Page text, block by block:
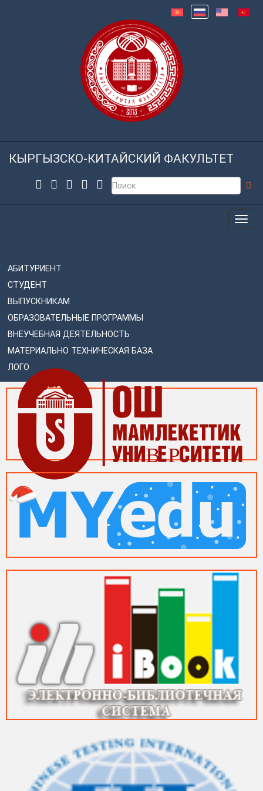
КЫРГЫЗСКО-КИТАЙСКИЙ ФАКУЛЬТЕТ
АБИТУРИЕНТ
СТУДЕНТ
ВЫПУСКНИКАМ
ОБРАЗОВАТЕЛЬНЫЕ ПРОГРАММЫ
ВНЕУЧЕБНАЯ ДЕЯТЕЛЬНОСТЬ
МАТЕРИАЛЬНО ТЕХНИЧЕСКАЯ БАЗА
ЛОГО